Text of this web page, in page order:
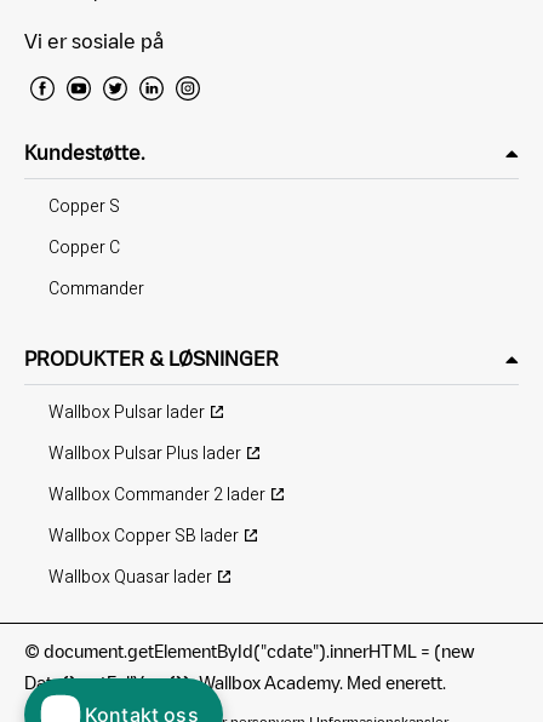
Vi er sosiale på
Kundestøtte.
Copper S
Copper C
Commander
PRODUKTER & LØSNINGER
Wallbox Pulsar lader
Wallbox Pulsar Plus lader
Wallbox Commander 2 lader
Wallbox Copper SB lader
Wallbox Quasar lader
© document.getElementById("cdate").innerHTML = (new
Date().getFullYear()); Wallbox Academy. Med enerett.
Kontakt oss